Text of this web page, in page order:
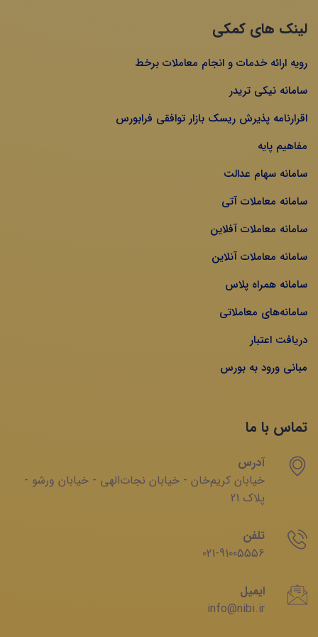
لینک های کمکی
رویه ارائه خدمات و انجام معاملات برخط
سامانه نیکی تریدر
اقرارنامه پذیرش ریسک بازار توافقی فرابورس
مفاهیم پایه
سامانه سهام عدالت
سامانه معاملات آتی
سامانه معاملات آفلاین
سامانه معاملات آنلاین
سامانه همراه پلاس
سامانه‌های معاملاتی
دریافت اعتبار
مبانی ورود به بورس
تماس با ما
آدرس
خیابان‌ کریم‌‌خان - خیابان ‌نجات‌الهی - خیابان ‌ورشو -
پلاک 21
تلفن
021-91005556
ایمیل
info@nibi.ir